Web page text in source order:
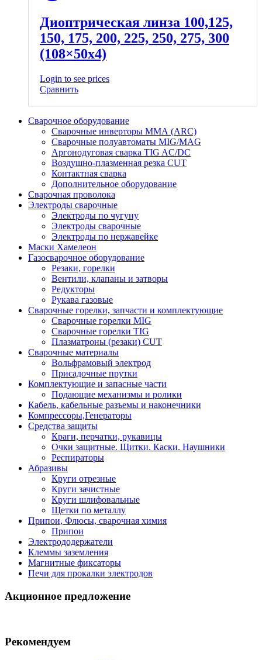
Диоптрическая линза 100,125,
150, 175, 200, 225, 250, 275, 300
(108×50х4)
Login to see prices
Сравнить
Сварочное оборудование
Сварочные инверторы ММА (ARC)
Сварочные полуавтоматы MIG/MAG
Аргонодуговая сварка TIG AC/DC
Воздушно-плазменная резка CUT
Контактная сварка
Дополнительное оборудование
Сварочная проволока
Электроды сварочные
Электроды по чугуну
Электроды сварочные
Электроды по нержавейке
Маски Хамелеон
Газосварочное оборудование
Резаки, горелки
Вентили, клапаны и затворы
Редукторы
Рукава газовые
Сварочные горелки, запчасти и комплектующие
Сварочные горелки MIG
Сварочные горелки TIG
Плазматроны (резаки) CUT
Сварочные материалы
Вольфрамовый электрод
Присадочные прутки
Комплектующие и запасные части
Подающие механизмы и ролики
Кабель, кабельные разъемы и наконечники
Компрессоры,Генераторы
Средства защиты
Краги, перчатки, рукавицы
Очки защитные. Щитки. Каски. Наушники
Респираторы
Абразивы
Круги отрезные
Круги зачистные
Круги шлифовальные
Щетки по металлу
Припои, Флюсы, сварочная химия
Припои
Электрододержатели
Клеммы заземления
Магнитные фиксаторы
Печи для прокалки электродов
Акционное предложение
Рекомендуем